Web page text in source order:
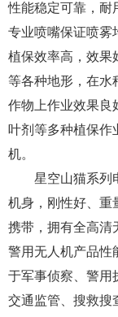
性能稳定可靠，耐
专业喷嘴保证喷雾
植保效率高，效果
等各种地形，在水
作物上作业效果良
叶剂等多种植保作
机。
星空山猫系列
机身，刚性好、重
携带，拥有全高清
警用无人机产品性
于军事侦察、警用
交通监管、搜救搜